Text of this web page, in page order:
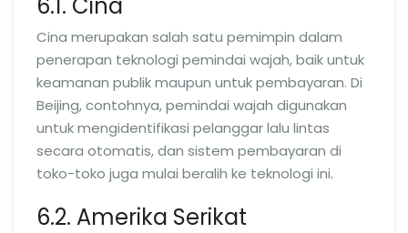
Cina merupakan salah satu pemimpin dalam
penerapan teknologi pemindai wajah, baik untuk
keamanan publik maupun untuk pembayaran. Di
Beijing, contohnya, pemindai wajah digunakan
untuk mengidentifikasi pelanggar lalu lintas
secara otomatis, dan sistem pembayaran di
toko-toko juga mulai beralih ke teknologi ini.
6.2. Amerika Serikat